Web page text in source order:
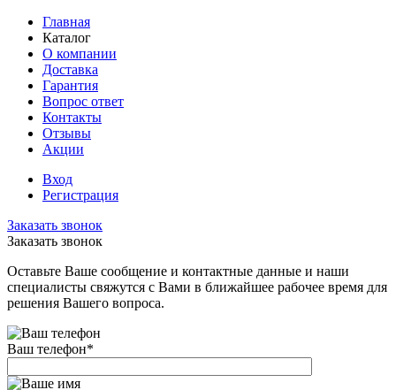
Главная
Каталог
О компании
Доставка
Гарантия
Вопрос ответ
Контакты
Отзывы
Акции
Вход
Регистрация
Заказать звонок
Заказать звонок
Оставьте Ваше сообщение и контактные данные и наши
специалисты свяжутся с Вами в ближайшее рабочее время для
решения Вашего вопроса.
Ваш телефон*